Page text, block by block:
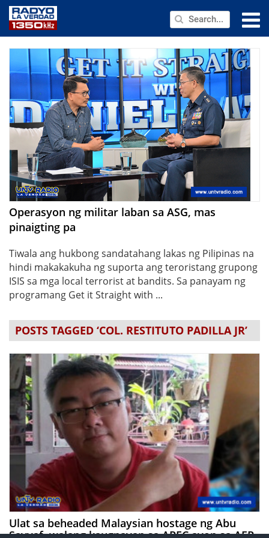
PUBLIC SERVICE
ANNOUNCEMENTS
PROGRAMS
ABOUT
CONTACT US
Operasyon ng militar laban sa ASG, mas
pinaigting pa
Tiwala ang hukbong sandatahang lakas ng Pilipinas na
hindi makakakuha ng suporta ang teroristang grupong
ISIS sa mga local terrorist at bandits. Sa panayam ng
programang Get it Straight with ...
POSTS TAGGED ‘COL. RESTITUTO PADILLA JR’
Ulat sa beheaded Malaysian hostage ng Abu